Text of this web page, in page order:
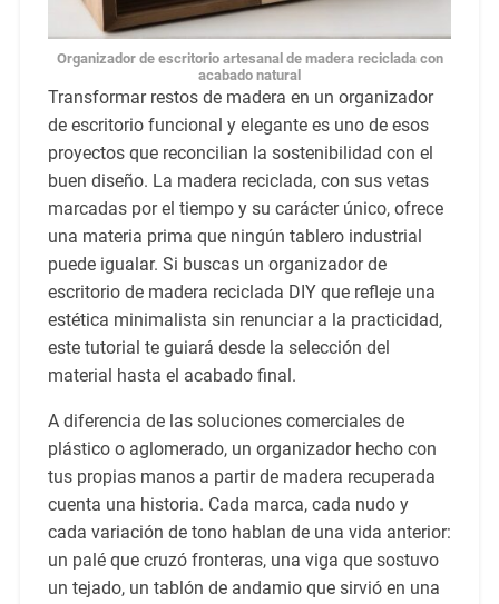
Organizador de escritorio artesanal de madera reciclada con
acabado natural
Transformar restos de madera en un organizador
de escritorio funcional y elegante es uno de esos
proyectos que reconcilian la sostenibilidad con el
buen diseño. La madera reciclada, con sus vetas
marcadas por el tiempo y su carácter único, ofrece
una materia prima que ningún tablero industrial
puede igualar. Si buscas un organizador de
escritorio de madera reciclada DIY que refleje una
estética minimalista sin renunciar a la practicidad,
este tutorial te guiará desde la selección del
material hasta el acabado final.
A diferencia de las soluciones comerciales de
plástico o aglomerado, un organizador hecho con
tus propias manos a partir de madera recuperada
cuenta una historia. Cada marca, cada nudo y
cada variación de tono hablan de una vida anterior:
un palé que cruzó fronteras, una viga que sostuvo
un tejado, un tablón de andamio que sirvió en una